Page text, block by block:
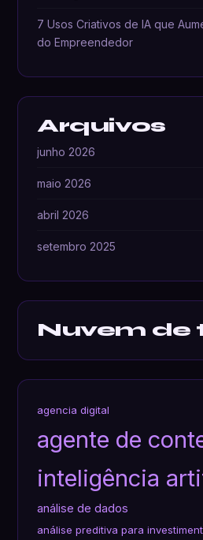
7 Usos Criativos de IA que
do Empreendedor
Arquivos
junho 2026
maio 2026
abril 2026
setembro 2025
Nuvem de
agencia digital
agente de
inteligência
análise de dados
análise preditiva para